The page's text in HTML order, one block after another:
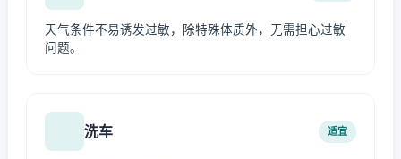
天气条件不易诱发过敏，除特殊体质外，无需担心过敏
问题。
洗车 适宜